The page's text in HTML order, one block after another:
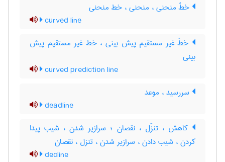
خطّ منحنی ، منحنی ، خط منحنی
curved line
خطّ غیر مستقیم پیش بینی ، خط غیر مستقیم پیش
بینی
curved prediction line
سررسید ، موعد
deadline
کاهش ، تنزّل ، نقصان ؛ سرازیر شدن ، شیب پیدا
کردن ، شیب دادن ، سرازیر شدن ، تنزل ، نقصان
decline